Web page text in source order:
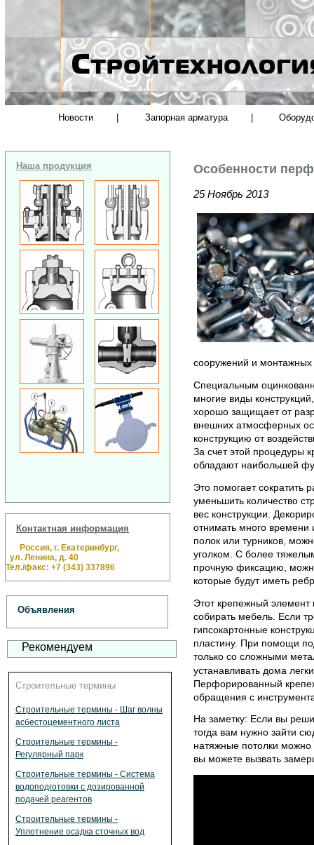
Новости Запорная арматура
Наша продукция
Контактная информация
Россия, г. Екатеринбург,
ул. Ленина, д. 40
Тел./факс: +7 (343) 337896
Объявления
Рекомендуем
Строительные термины
Строительные термины - Шаг волны
асбестоцементного листа
Строительные термины -
Регулярный парк
Строительные термины - Система
водоподготовки с дозированной
подачей реагентов
Строительные термины -
Уплотнение осадка сточных вод
Особенности
25 Ноябрь 2013
сооружений и монтажных
Специальным
многие виды
хорошо защищает от
внешних атмосферных
конструкцию от
За счет этой процедуры
обладают наибольшей
Это помогает сократить
уменьшить количество
вес конструкции.
отнимать много времени
полок или турников,
уголком. С более
прочную фиксацию,
которые будут иметь
Этот крепежный элемент
собирать мебель. Если
гипсокартонные
пластину. При помощи
только со сложными
устанавливать дома
Перфорированный
обращения с
На заметку: Если вы
тогда вам нужно зайти
натяжные потолки можно
вы можете вызвать